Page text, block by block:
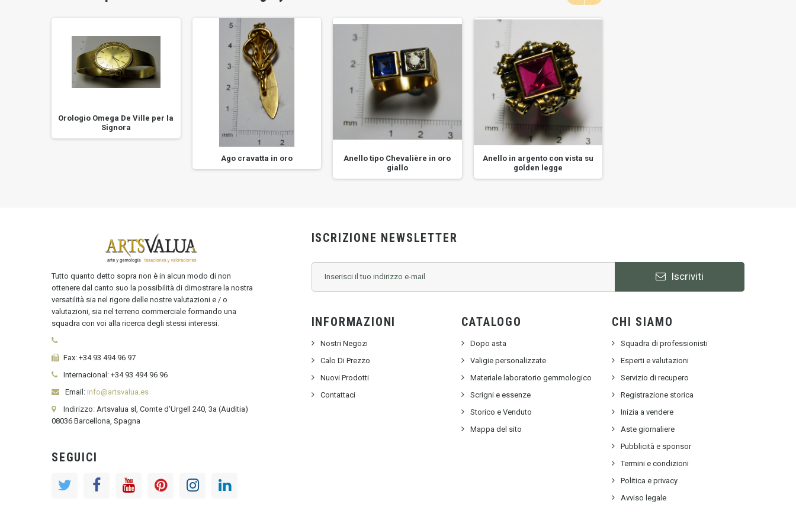
Orologio Omega De Ville per la
Signora
Ago cravatta in oro
Anello tipo Chevalière in oro
giallo
Anello in argento con vista su
golden legge
Tutto quanto detto sopra non è in alcun modo di non
ottenere dal canto suo la possibilità di dimostrare la nostra
versatilità sia nel rigore delle nostre valutazioni e / o
valutazioni, sia nel terreno commerciale formando una
squadra con voi alla ricerca degli stessi interessi.
Fax: +34 93 494 96 97
Internacional: +34 93 494 96 96
Email: info@artsvalua.es
Indirizzo: Artsvalua sl, Comte d'Urgell 240, 3a (Auditia)
08036 Barcellona, Spagna
SEGUICI
ISCRIZIONE NEWSLETTER
Iscriviti
INFORMAZIONI
Nostri Negozi
Calo Di Prezzo
Nuovi Prodotti
Contattaci
CATALOGO
Dopo asta
Valigie personalizzate
Materiale laboratorio gemmologico
Scrigni e essenze
Storico e Venduto
Mappa del sito
CHI SIAMO
Squadra di professionisti
Esperti e valutazioni
Servizio di recupero
Registrazione storica
Inizia a vendere
Aste giornaliere
Pubblicità e sponsor
Termini e condizioni
Politica e privacy
Avviso legale